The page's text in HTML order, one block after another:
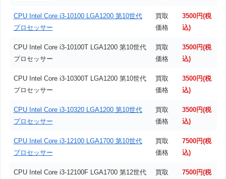
CPU Intel Core i3-10100 LGA1200 第10世代
プロセッサー
買取
価格
3500円(税
込)
CPU Intel Core i3-10100T LGA1200 第10世代
プロセッサー
買取
価格
3500円(税
込)
CPU Intel Core i3-10300T LGA1200 第10世代
プロセッサー
買取
価格
3500円(税
込)
CPU Intel Core i3-10320 LGA1200 第10世代
プロセッサー
買取
価格
3500円(税
込)
CPU Intel Core i3-12100 LGA1700 第10世代
プロセッサー
買取
価格
7500円(税
込)
CPU Intel Core i3-12100F LGA1700 第12世代
買取
7500円(税